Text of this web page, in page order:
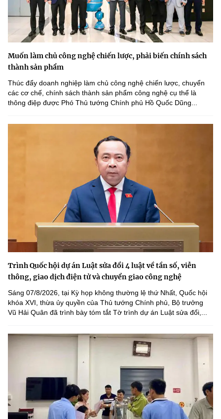
Muốn làm chủ công nghệ chiến lược, phải biến chính sách
thành sản phẩm
Thúc đẩy doanh nghiệp làm chủ công nghệ chiến lược, chuyển
các cơ chế, chính sách thành sản phẩm công nghệ cụ thể là
thông điệp được Phó Thủ tướng Chính phủ Hồ Quốc Dũng...
Trình Quốc hội dự án Luật sửa đổi 4 luật về tần số, viễn
thông, giao dịch điện tử và chuyển giao công nghệ
Sáng 07/8/2026, tại Kỳ họp không thường lệ thứ Nhất, Quốc hội
khóa XVI, thừa ủy quyền của Thủ tướng Chính phủ, Bộ trưởng
Vũ Hải Quân đã trình bày tóm tắt Tờ trình dự án Luật sửa đổi,...